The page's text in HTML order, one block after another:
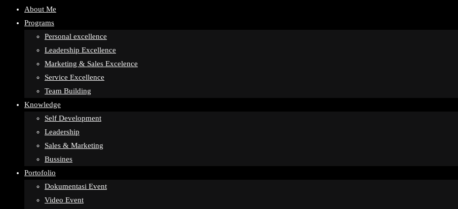
About Me
Programs
Personal excellence
Leadership Excellence
Marketing & Sales Excelence
Service Excellence
Team Building
Knowledge
Self Development
Leadership
Sales & Marketing
Bussines
Portofolio
Dokumentasi Event
Video Event